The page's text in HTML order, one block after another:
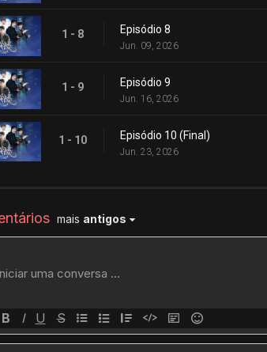
1 - 8 Episódio 8
Jun. 09, 2026
1 - 9 Episódio 9
Jun. 16, 2026
1 - 10 Episódio 10 (Final)
Jun. 23, 2026